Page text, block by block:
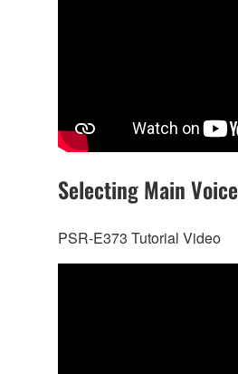
Selecting Main Voice
PSR-E373 Tutorial Video